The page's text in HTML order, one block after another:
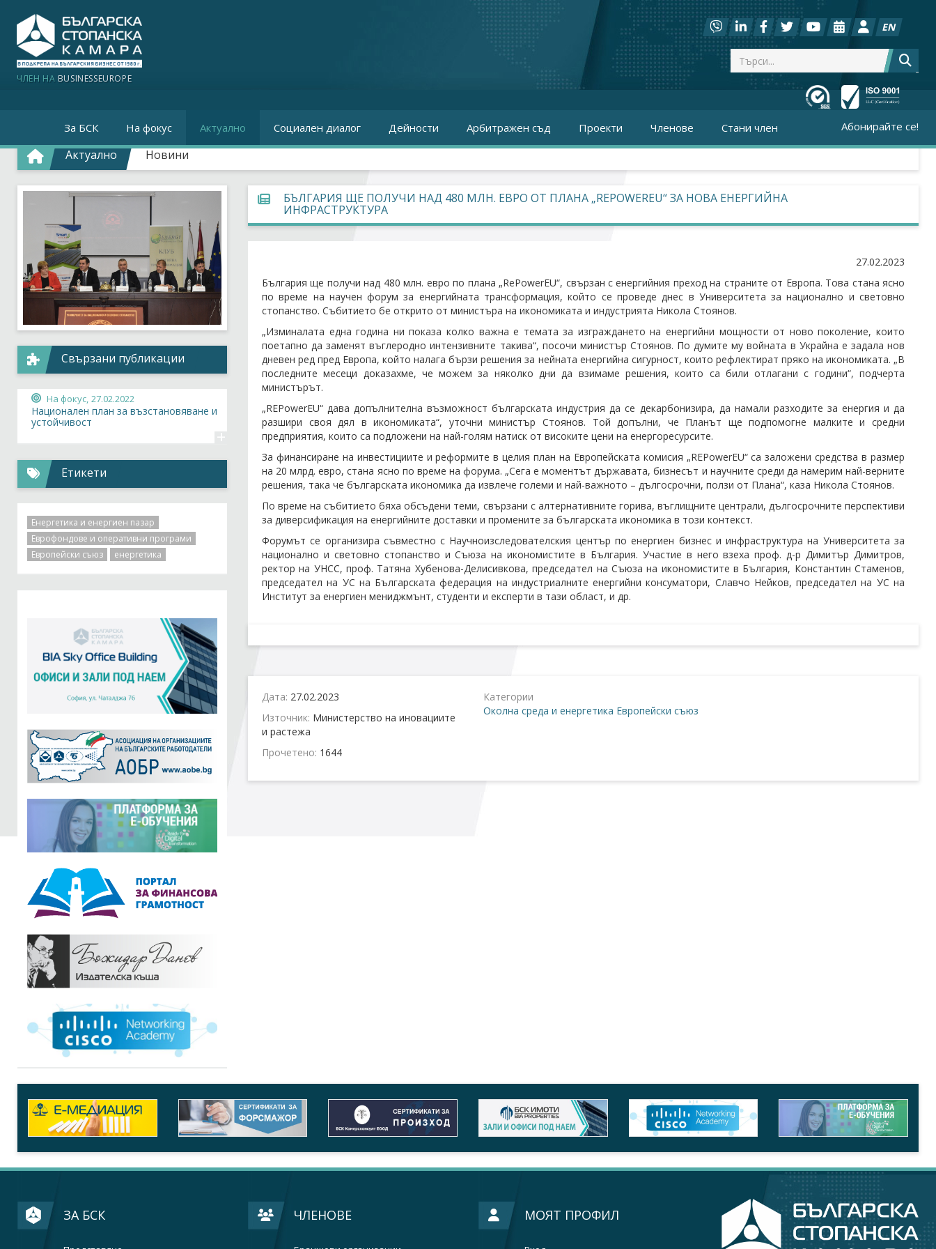
ЧЛЕН НА BUSINESSEUROPE
EN
За БСК На фокус Актуално Социален диалог Дейности Арбитражен съд Проекти Членове Стани член Абонирайте се!
Актуално Новини
БЪЛГАРИЯ ЩЕ ПОЛУЧИ НАД 480 МЛН. ЕВРО ОТ ПЛАНА „REPOWEREU“ ЗА НОВА ЕНЕРГИЙНА
ИНФРАСТРУКТУРА
27.02.2023
България ще получи над 480 млн. евро по плана „RePowerEU“, свързан с енергийния преход на страните от Европа. Това стана ясно
по време на научен форум за енергийната трансформация, който се проведе днес в Университета за национално и световно
стопанство. Събитието бе открито от министъра на икономиката и индустрията Никола Стоянов.
„Изминалата една година ни показа колко важна е темата за изграждането на енергийни мощности от ново поколение, които
поетапно да заменят въглеродно интензивните такива“, посочи министър Стоянов. По думите му войната в Украйна е задала нов
дневен ред пред Европа, който налага бързи решения за нейната енергийна сигурност, които рефлектират пряко на икономиката. „В
последните месеци доказахме, че можем за няколко дни да взимаме решения, които са били отлагани с години“, подчерта
министърът.
„REPowerEU“ дава допълнителна възможност българската индустрия да се декарбонизира, да намали разходите за енергия и да
разшири своя дял в икономиката“, уточни министър Стоянов. Той допълни, че Планът ще подпомогне малките и средни
предприятия, които са подложени на най-голям натиск от високите цени на енергоресурсите.
За финансиране на инвестициите и реформите в целия план на Европейската комисия „REPowerEU“ са заложени средства в размер
на 20 млрд. евро, стана ясно по време на форума. „Сега е моментът държавата, бизнесът и научните среди да намерим най-верните
решения, така че българската икономика да извлече големи и най-важното – дългосрочни, ползи от Плана“, каза Никола Стоянов.
По време на събитието бяха обсъдени теми, свързани с алтернативните горива, въглищните централи, дългосрочните перспективи
за диверсификация на енергийните доставки и промените за българската икономика в този контекст.
Форумът се организира съвместно с Научноизследователския център по енергиен бизнес и инфраструктура на Университета за
национално и световно стопанство и Съюза на икономистите в България. Участие в него взеха проф. д-р Димитър Димитров,
ректор на УНСС, проф. Татяна Хубенова-Делисивкова, председател на Съюза на икономистите в България, Константин Стаменов,
председател на УС на Българската федерация на индустриалните енергийни консуматори, Славчо Нейков, председател на УС на
Институт за енергиен мениджмънт, студенти и експерти в тази област, и др.
Дата: 27.02.2023
Източник: Министерство на иновациите
и растежа
Прочетено: 1644
Категории
Околна среда и енергетика Европейски съюз
Свързани публикации
На фокус, 27.02.2022
Национален план за възстановяване и
устойчивост
+
Етикети
Енергетика и енергиен пазар
Еврофондове и оперативни програми
Европейски съюз
енергетика
ЗА БСК ЧЛЕНОВЕ МОЯТ ПРОФИЛ